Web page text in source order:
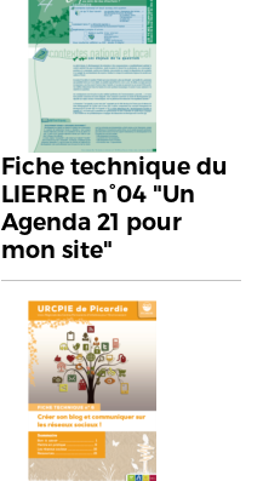
Fiche technique du
LIERRE n°04 "Un
Agenda 21 pour
mon site"